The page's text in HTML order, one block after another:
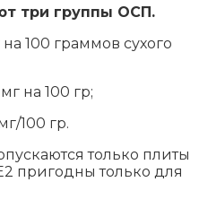
три группы ОСП.
100 граммов сухого
на 100 гр;
100 гр.
только плиты
пригодны только для